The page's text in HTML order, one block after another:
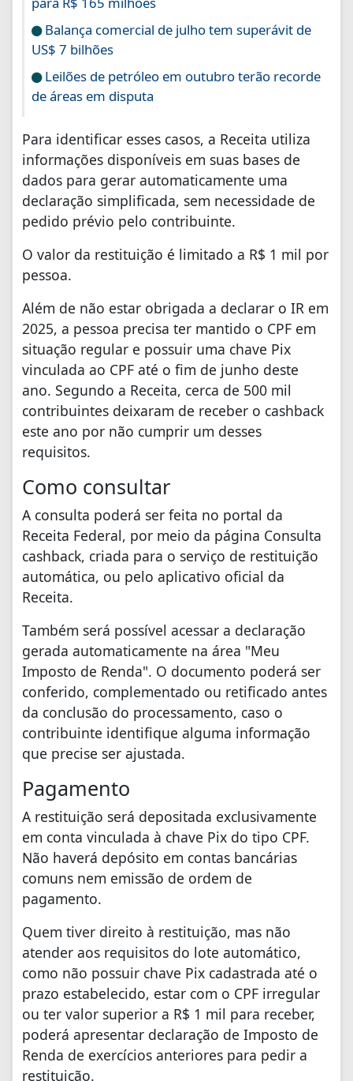
Balança comercial de julho tem superávit de
US$ 7 bilhões
Leilões de petróleo em outubro terão recorde
de áreas em disputa
Para identificar esses casos, a Receita utiliza
informações disponíveis em suas bases de
dados para gerar automaticamente uma
declaração simplificada, sem necessidade de
pedido prévio pelo contribuinte.
O valor da restituição é limitado a R$ 1 mil por
pessoa.
Além de não estar obrigada a declarar o IR em
2025, a pessoa precisa ter mantido o CPF em
situação regular e possuir uma chave Pix
vinculada ao CPF até o fim de junho deste
ano. Segundo a Receita, cerca de 500 mil
contribuintes deixaram de receber o cashback
este ano por não cumprir um desses
requisitos.
Como consultar
A consulta poderá ser feita no portal da
Receita Federal, por meio da página Consulta
cashback, criada para o serviço de restituição
automática, ou pelo aplicativo oficial da
Receita.
Também será possível acessar a declaração
gerada automaticamente na área "Meu
Imposto de Renda". O documento poderá ser
conferido, complementado ou retificado antes
da conclusão do processamento, caso o
contribuinte identifique alguma informação
que precise ser ajustada.
Pagamento
A restituição será depositada exclusivamente
em conta vinculada à chave Pix do tipo CPF.
Não haverá depósito em contas bancárias
comuns nem emissão de ordem de
pagamento.
Quem tiver direito à restituição, mas não
atender aos requisitos do lote automático,
como não possuir chave Pix cadastrada até o
prazo estabelecido, estar com o CPF irregular
ou ter valor superior a R$ 1 mil para receber,
poderá apresentar declaração de Imposto de
Renda de exercícios anteriores para pedir a
restituição.